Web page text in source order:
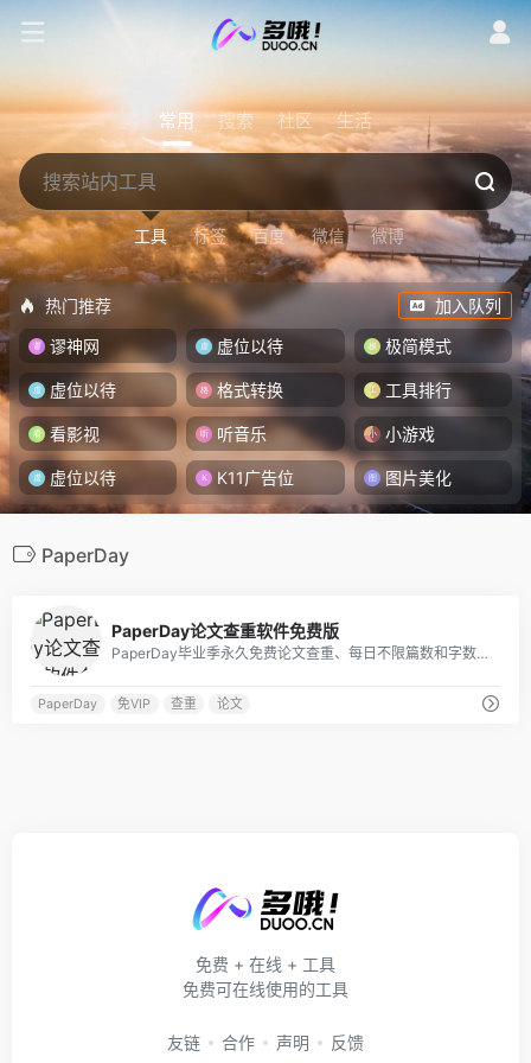
常用 搜索 社区 生活
工具 标签 百度 微信 微博
热门推荐
加入队列
谬神网
虚位以待 极简模式
虚位以待 格式转换 工具排行
看影视 听音乐 小游戏
虚位以待 K11广告位 图片美化
PaperDay
PaperDay论文查重软件免费版
PaperDay毕业季永久免费论文查重、每日不限篇数和字数，提供免费“查重、改重、降重、排版、纠错”一站式服务，论文在线降重实时同步反馈结果，PaperDay论文查重结果保障毕业更放心
PaperDay 免VIP 查重 论文
免费 + 在线 + 工具
免费可在线使用的工具
友链 合作 声明 反馈